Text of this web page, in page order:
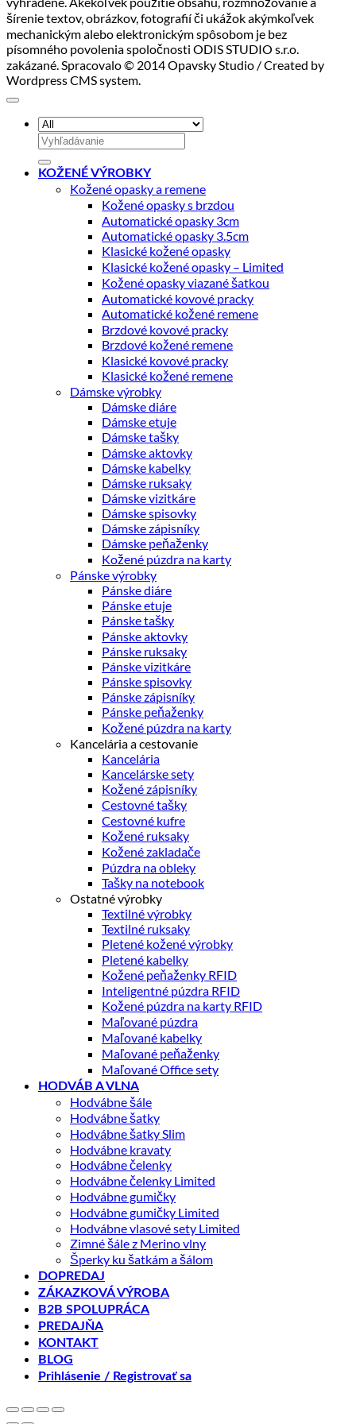
šírenie textov, obrázkov, fotografií či ukážok akýmkoľvek
mechanickým alebo elektronickým spôsobom je bez
písomného povolenia spoločnosti ODIS STUDIO s.r.o.
zakázané. Spracovalo © 2014 Opavsky Studio / Created by
Wordpress CMS system.
Hľadať:
KOŽENÉ VÝROBKY
Kožené opasky a remene
Kožené opasky s brzdou
Automatické opasky 3cm
Automatické opasky 3.5cm
Klasické kožené opasky
Klasické kožené opasky – Limited
Kožené opasky viazané šatkou
Automatické kovové pracky
Automatické kožené remene
Brzdové kovové pracky
Brzdové kožené remene
Klasické kovové pracky
Klasické kožené remene
Dámske výrobky
Dámske diáre
Dámske etuje
Dámske tašky
Dámske aktovky
Dámske kabelky
Dámske ruksaky
Dámske vizitkáre
Dámske spisovky
Dámske zápisníky
Dámske peňaženky
Kožené púzdra na karty
Pánske výrobky
Pánske diáre
Pánske etuje
Pánske tašky
Pánske aktovky
Pánske ruksaky
Pánske vizitkáre
Pánske spisovky
Pánske zápisníky
Pánske peňaženky
Kožené púzdra na karty
Kancelária a cestovanie
Kancelária
Kancelárske sety
Kožené zápisníky
Cestovné tašky
Cestovné kufre
Kožené ruksaky
Kožené zakladače
Púzdra na obleky
Tašky na notebook
Ostatné výrobky
Textilné výrobky
Textilné ruksaky
Pletené kožené výrobky
Pletené kabelky
Kožené peňaženky RFID
Inteligentné púzdra RFID
Kožené púzdra na karty RFID
Maľované púzdra
Maľované kabelky
Maľované peňaženky
Maľované Office sety
HODVÁB A VLNA
Hodvábne šále
Hodvábne šatky
Hodvábne šatky Slim
Hodvábne kravaty
Hodvábne čelenky
Hodvábne čelenky Limited
Hodvábne gumičky
Hodvábne gumičky Limited
Hodvábne vlasové sety Limited
Zimné šále z Merino vlny
Šperky ku šatkám a šálom
DOPREDAJ
ZÁKAZKOVÁ VÝROBA
B2B SPOLUPRÁCA
PREDAJŇA
KONTAKT
BLOG
Prihlásenie / Registrovať sa